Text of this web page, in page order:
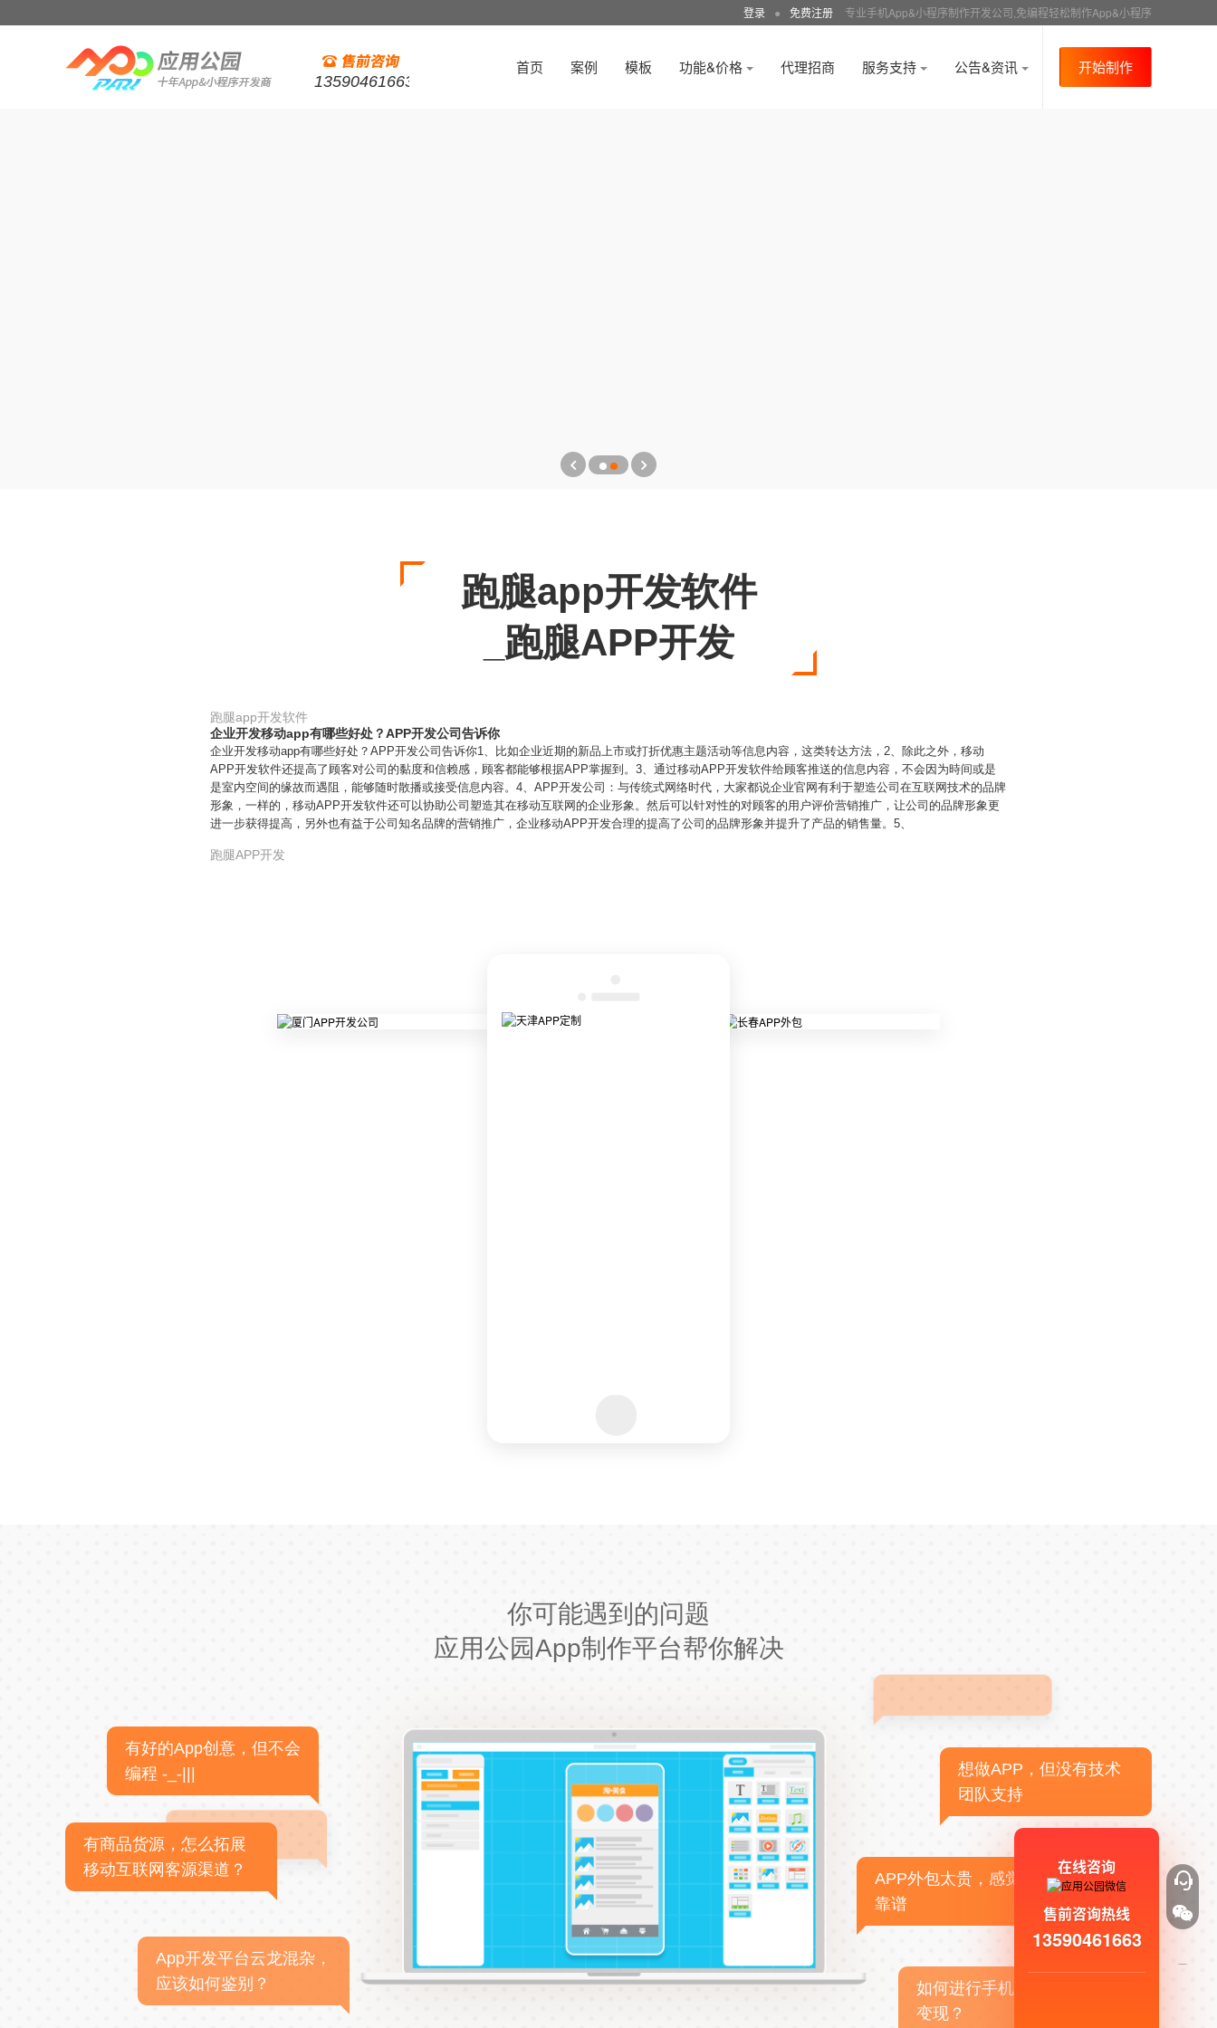
登录 ● 免费注册 专业手机App&小程序制作开发公司,免编程轻松制作App&小程序
13590461663
首页 案例 模板 功能&价格 代理招商 服务支持 公告&资讯 开始制作
跑腿app开发软件
_跑腿APP开发
跑腿app开发软件
企业开发移动app有哪些好处？APP开发公司告诉你
企业开发移动app有哪些好处？APP开发公司告诉你1、比如企业近期的新品上市或打折优惠主题活动等信息内容，这类转达方法，2、除此之外，移动
APP开发软件还提高了顾客对公司的黏度和信赖感，顾客都能够根据APP掌握到。3、通过移动APP开发软件给顾客推送的信息内容，不会因为時间或是
是室内空间的缘故而遇阻，能够随时散播或接受信息内容。4、APP开发公司：与传统式网络时代，大家都说企业官网有利于塑造公司在互联网技术的品牌
形象，一样的，移动APP开发软件还可以协助公司塑造其在移动互联网的企业形象。然后可以针对性的对顾客的用户评价营销推广，让公司的品牌形象更
进一步获得提高，另外也有益于公司知名品牌的营销推广，企业移动APP开发合理的提高了公司的品牌形象并提升了产品的销售量。5、
跑腿APP开发
你可能遇到的问题
应用公园App制作平台帮你解决
有好的App创意，但不会
编程 -_-|||
有商品货源，怎么拓展
移动互联网客源渠道？
App开发平台云龙混杂，
应该如何鉴别？
想做APP，但没有技术
团队支持
APP外包太贵，感觉不
靠谱
如何进行手机APP商业
变现？
在线咨询
售前咨询热线
13590461663